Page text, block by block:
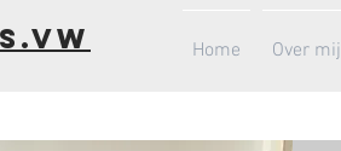
Home Over mij